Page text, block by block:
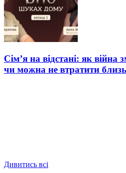
Сім’я на відстані: як війна
чи можна не втратити
Дивитись всі